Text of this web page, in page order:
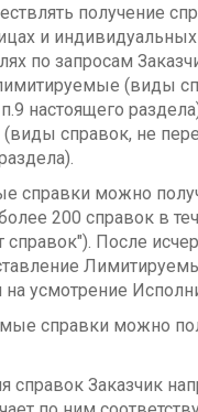
получение
и индивидуальных
по запросам
(виды
настоящего
справок, не
справки можно
200 справок в
После
на усмотрение
справки можно
справок Заказчик